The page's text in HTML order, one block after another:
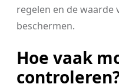
regelen en de waarde
beschermen.
Hoe vaak